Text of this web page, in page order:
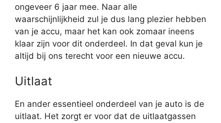
ongeveer 6 jaar mee. Naar alle
waarschijnlijkheid zul je dus lang plezier hebben
van je accu, maar het kan ook zomaar ineens
klaar zijn voor dit onderdeel. In dat geval kun je
altijd bij ons terecht voor een nieuwe accu.
Uitlaat
En ander essentieel onderdeel van je auto is de
uitlaat. Het zorgt er voor dat de uitlaatgassen